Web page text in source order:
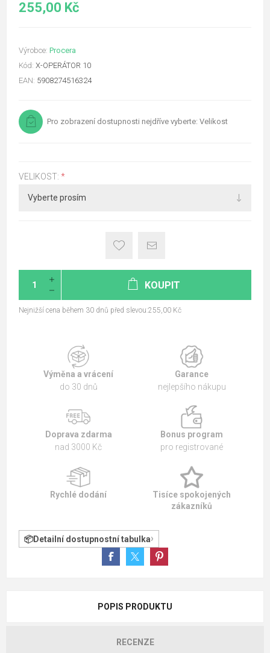
255,00 Kč
Výrobce: Procera
Kód: X-OPERÁTOR 10
EAN: 5908274516324
Pro zobrazení dostupnosti nejdříve vyberte: Velikost
VELIKOST: *
KOUPIT
Nejnižší cena během 30 dnů před slevou:255,00 Kč
Výměna a vrácení
do 30 dnů
Garance
nejlepšího nákupu
Doprava zdarma
nad 3000 Kč
Bonus program
pro registrované
Rychlé dodání
Tisíce spokojených
zákazníků
Detailní dostupnostní tabulka
POPIS PRODUKTU
RECENZE